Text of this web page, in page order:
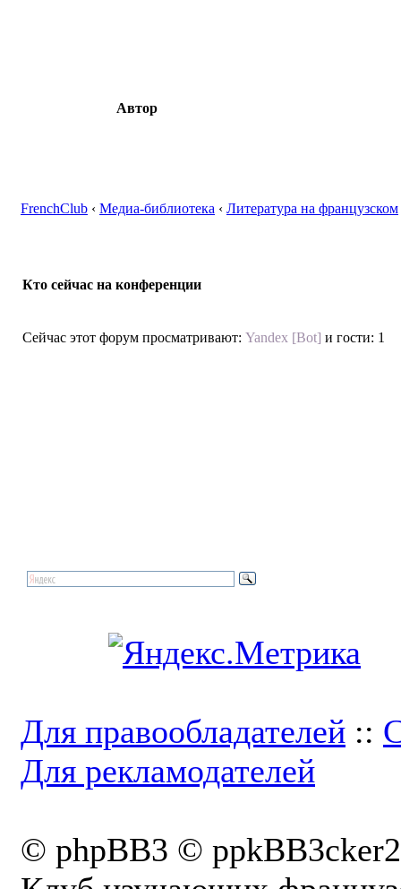
Автор
FrenchClub ‹ Медиа-библиотека ‹ Литература на французском
Кто сейчас на конференции
Сейчас этот форум просматривают: Yandex [Bot] и гости: 1
Для правообладателей ::
Для рекламодателей
© phpBB3 ©